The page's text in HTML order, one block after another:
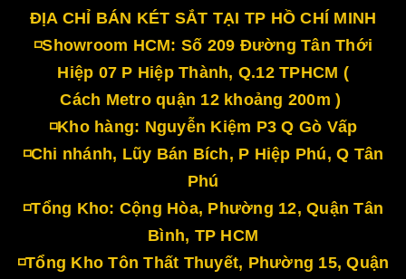
ĐỊA CHỈ BÁN KÉT SẮT TẠI TP HỒ CHÍ MINH
◽Showroom HCM: Số 209 Đường Tân Thới
Hiệp 07 P Hiệp Thành, Q.12 TPHCM (
Cách Metro quận 12 khoảng 200m )
◽Kho hàng: Nguyễn Kiệm P3 Q Gò Vấp
◽Chi nhánh, Lũy Bán Bích, P Hiệp Phú, Q Tân
Phú
◽Tổng Kho: Cộng Hòa, Phường 12, Quận Tân
Bình, TP HCM
◽Tổng Kho Tôn Thất Thuyết, Phường 15, Quận